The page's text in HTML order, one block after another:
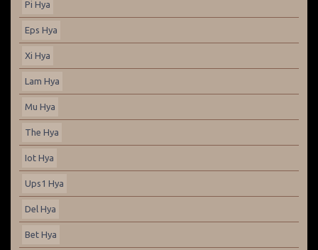
Pi Hya
Eps Hya
Xi Hya
Lam Hya
Mu Hya
The Hya
Iot Hya
Ups1 Hya
Del Hya
Bet Hya